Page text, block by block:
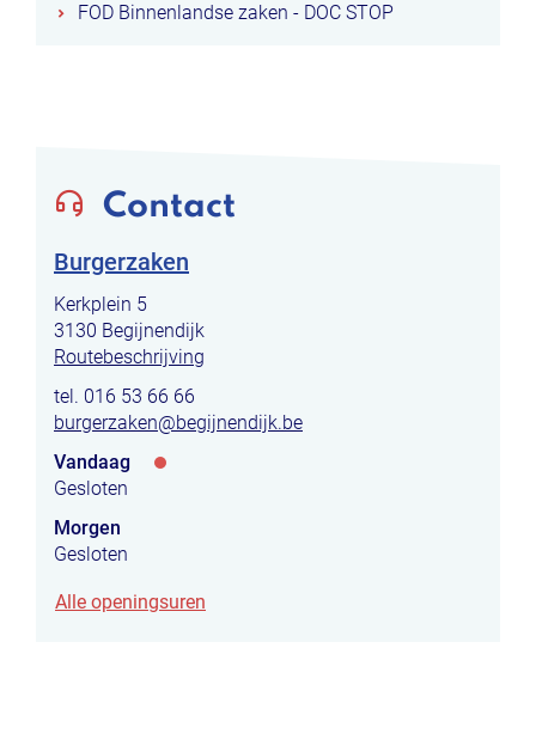
FOD Binnenlandse zaken - DOC STOP
Contact
Burgerzaken
Adres
Kerkplein 5
,3130 Begijnendijk
Routebeschrijving
tel. 016 53 66 66
E-
burgerzaken@begijnendijk.be
Openingsuren
Vandaag
Gesloten
Morgen
Gesloten
Alle openingsuren